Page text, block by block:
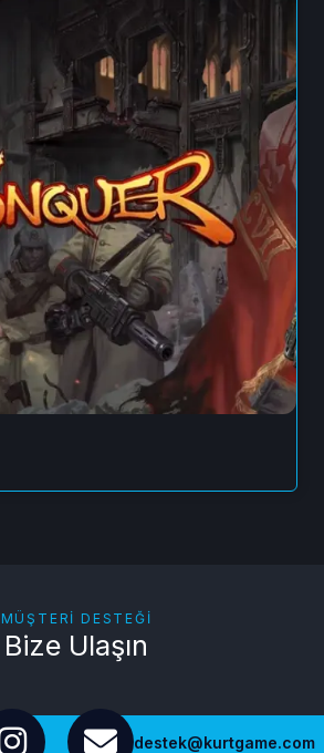
MÜŞTERI DESTEĞI
Bize Ulaşın
destek@kurtgame.com